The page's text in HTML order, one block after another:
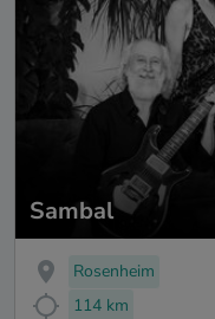
Sambal
Rosenheim
114 km